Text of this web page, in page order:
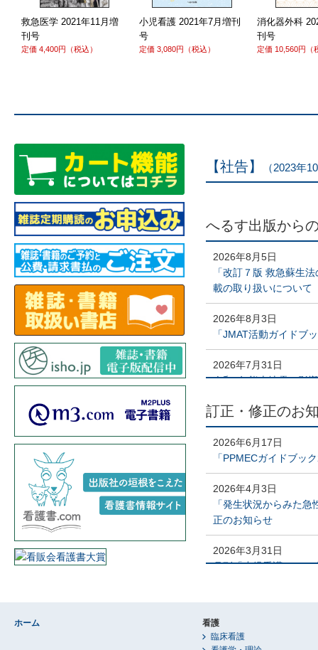
救急医学 2021年11月増
刊号
定価 4,400円（税込）
小児看護 2021年7月増刊
号
定価 3,080円（税込）
消化器外科
刊号
定価 10,560円（
【社告】 （2023年
へるす出版から
2026年8月5日
「改訂７版 救急蘇生
載の取り扱いについて
2026年8月3日
「JMAT活動ガイドブ
2026年7月31日
令和8年熊本地震の影
2026年7月15日
2026年夏季休業およ
（8/13(木)-16(日)）
2026年7月14日
サーバメンテナンスの
5時）
訂正・修正のお
2026年6月17日
「PPMECガイドブッ
2026年4月3日
「発生状況からみた
正のお知らせ
2026年3月31日
月刊「小児看護」
日掲載）
ホーム
看護
臨床看護